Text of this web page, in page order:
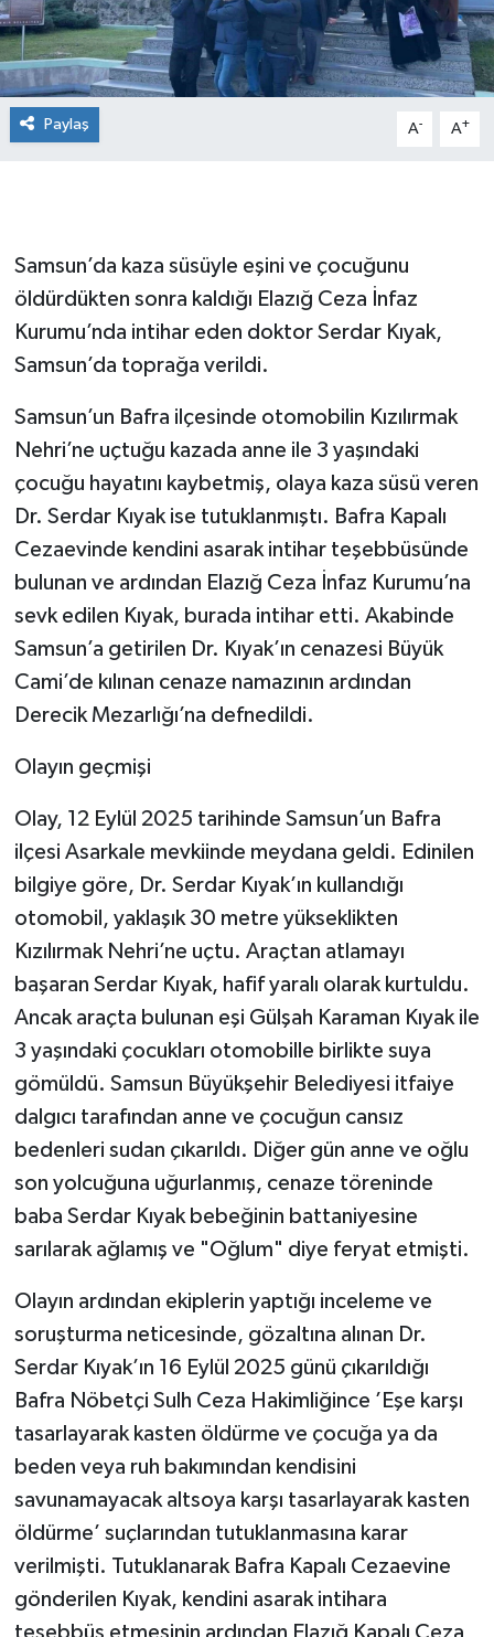
Paylaş A- A+
Samsun’da kaza süsüyle eşini ve çocuğunu
öldürdükten sonra kaldığı Elazığ Ceza İnfaz
Kurumu’nda intihar eden doktor Serdar Kıyak,
Samsun’da toprağa verildi.
Samsun’un Bafra ilçesinde otomobilin Kızılırmak
Nehri’ne uçtuğu kazada anne ile 3 yaşındaki
çocuğu hayatını kaybetmiş, olaya kaza süsü veren
Dr. Serdar Kıyak ise tutuklanmıştı. Bafra Kapalı
Cezaevinde kendini asarak intihar teşebbüsünde
bulunan ve ardından Elazığ Ceza İnfaz Kurumu’na
sevk edilen Kıyak, burada intihar etti. Akabinde
Samsun’a getirilen Dr. Kıyak’ın cenazesi Büyük
Cami’de kılınan cenaze namazının ardından
Derecik Mezarlığı’na defnedildi.
Olayın geçmişi
Olay, 12 Eylül 2025 tarihinde Samsun’un Bafra
ilçesi Asarkale mevkiinde meydana geldi. Edinilen
bilgiye göre, Dr. Serdar Kıyak’ın kullandığı
otomobil, yaklaşık 30 metre yükseklikten
Kızılırmak Nehri’ne uçtu. Araçtan atlamayı
başaran Serdar Kıyak, hafif yaralı olarak kurtuldu.
Ancak araçta bulunan eşi Gülşah Karaman Kıyak ile
3 yaşındaki çocukları otomobille birlikte suya
gömüldü. Samsun Büyükşehir Belediyesi itfaiye
dalgıcı tarafından anne ve çocuğun cansız
bedenleri sudan çıkarıldı. Diğer gün anne ve oğlu
son yolcuğuna uğurlanmış, cenaze töreninde
baba Serdar Kıyak bebeğinin battaniyesine
sarılarak ağlamış ve "Oğlum" diye feryat etmişti.
Olayın ardından ekiplerin yaptığı inceleme ve
soruşturma neticesinde, gözaltına alınan Dr.
Serdar Kıyak’ın 16 Eylül 2025 günü çıkarıldığı
Bafra Nöbetçi Sulh Ceza Hakimliğince ’Eşe karşı
tasarlayarak kasten öldürme ve çocuğa ya da
beden veya ruh bakımından kendisini
savunamayacak altsoya karşı tasarlayarak kasten
öldürme’ suçlarından tutuklanmasına karar
verilmişti. Tutuklanarak Bafra Kapalı Cezaevine
gönderilen Kıyak, kendini asarak intihara
teşebbüs etmesinin ardından Elazığ Kapalı Ceza